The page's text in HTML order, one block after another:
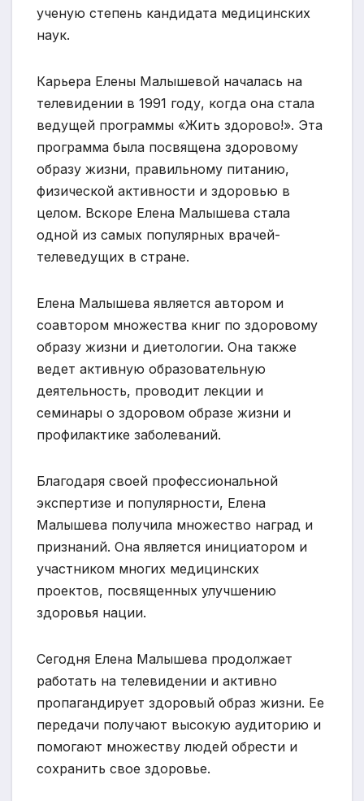
ученую степень кандидата медицинских
наук.
Карьера Елены Малышевой началась на
телевидении в 1991 году, когда она стала
ведущей программы «Жить здорово!». Эта
программа была посвящена здоровому
образу жизни, правильному питанию,
физической активности и здоровью в
целом. Вскоре Елена Малышева стала
одной из самых популярных врачей-
телеведущих в стране.
Елена Малышева является автором и
соавтором множества книг по здоровому
образу жизни и диетологии. Она также
ведет активную образовательную
деятельность, проводит лекции и
семинары о здоровом образе жизни и
профилактике заболеваний.
Благодаря своей профессиональной
экспертизе и популярности, Елена
Малышева получила множество наград и
признаний. Она является инициатором и
участником многих медицинских
проектов, посвященных улучшению
здоровья нации.
Сегодня Елена Малышева продолжает
работать на телевидении и активно
пропагандирует здоровый образ жизни. Ее
передачи получают высокую аудиторию и
помогают множеству людей обрести и
сохранить свое здоровье.